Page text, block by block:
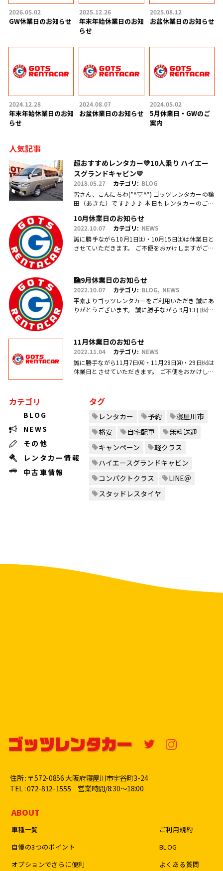
2026.05.02
GW休業日のお知らせ
2025.12.26
年末年始休業日のお知
らせ
2025.08.12
お盆休業日のお知らせ
2024.12.28
年末年始休業日のお知
らせ
2024.08.07
お盆休業日のお知らせ
2024.05.02
5月休業日・GWのご
案内
人気記事
超おすすめレンタカー💛10人乗り ハイエー
スグランドキャビン💛
2018.05.27 カテゴリ: BLOG
皆さん、こんにちわ(*^▽^*) ゴッツレンタカーの穐
田（あきた）です♪♪♪ 本日もレンタカーのご利
りがとうございます(.....
10月休業日のお知らせ
2022.10.07 カテゴリ: NEWS
誠に勝手ながら10月1日㈯・10月15日㈯は休業日と
させていただきます。 ご不便をおかけしますがご理
🎑9月休業日のお知らせ
2022.10.07 カテゴリ: BLOG
NEWS
平素よりゴッツレンタカーをご利用いただき 誠にあ
りがとうございます。 誠に勝手ながら 9月13日㈫・
11月休業日のお知らせ
2022.11.04 カテゴリ: NEWS
誠に勝手ながら11月7日㈪・11月28日㈪・29日㈫は
休業日とさせていただきます。 ご不便をおかけしま
カテゴリ
BLOG
NEWS
その他
レンタカー情報
中古車情報
タグ
レンタカー 予約
寝屋川市
格安
自宅配車
無料送迎
キャンペーン
軽クラス
ハイエースグランドキャビン
コンパクトクラス
LINE＠
スタッドレスタイヤ
住所 : 〒572-0856 大阪府寝屋川市宇谷町3-24
TEL : 072-812-1555 営業時間/8:30〜18:00
ABOUT
車種一覧
ご利用規約
自慢の3つのポイント
BLOG
オプションでさらに便利
よくある質問